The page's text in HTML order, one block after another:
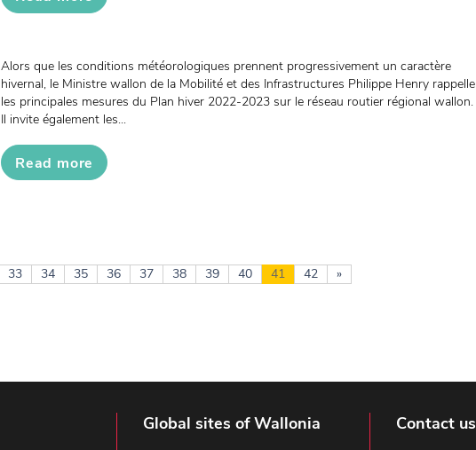
Alors que les conditions météorologiques prennent progressivement un caractère
hivernal, le Ministre wallon de la Mobilité et des Infrastructures Philippe Henry rappelle
les principales mesures du Plan hiver 2022-2023 sur le réseau routier régional wallon.
Il invite également les...
Read more
33 34 35 36 37 38 39 40 41 42 »
Global sites of Wallonia Contact us